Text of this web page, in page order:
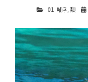
01 哺乳類